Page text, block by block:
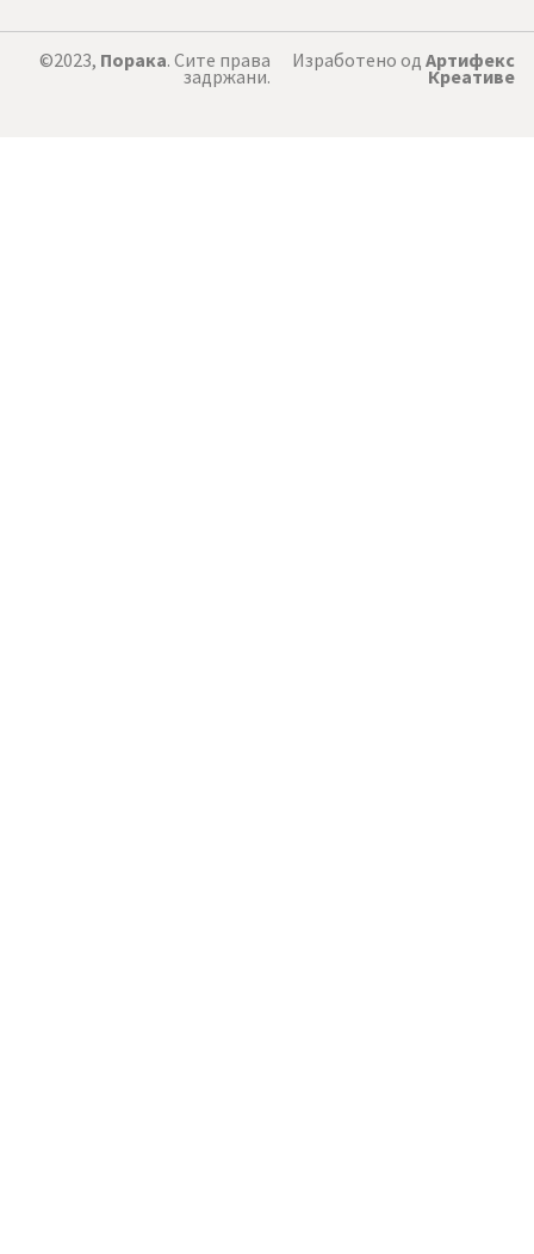
©2023, Порака. Сите права
задржани.
Изработено од Артифекс
Креативе